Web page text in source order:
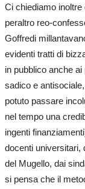
Ci chiediamo
peraltro reo-
Goffredi
evidenti tratti di
in pubblico anche
sadico e
potuto passare
nel tempo una
ingenti
docenti universitari,
del Mugello, dai
si pensa che il